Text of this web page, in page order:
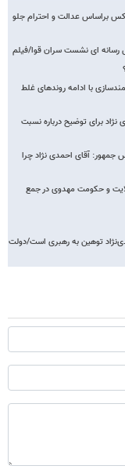
کس براساس عدالت و احترام جلو
رسانه ای نشست سران قوا/فیلم
با ادامه روندهای غلط
برای توضیح درباره نسبت
جمهور: آقای احمدی نژاد چرا
و حکومت مهدوی در جمع
توهین به رهبری است/دولت